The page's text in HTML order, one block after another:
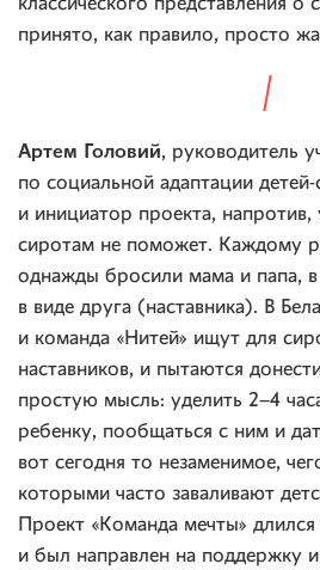
классического представления о
принято, как правило, просто
Артем Головий, руководитель
по социальной адаптации
и инициатор проекта,
сиротам не поможет. Каждому
однажды бросили мама и папа,
в виде друга (наставника). В
и команда «Нитей» ищут для
наставников, и пытаются
простую мысль: уделить 2–4
ребенку, пообщаться с ним и
вот сегодня то незаменимое,
которыми часто заваливают
Проект «Команда мечты»
и был направлен на поддержку